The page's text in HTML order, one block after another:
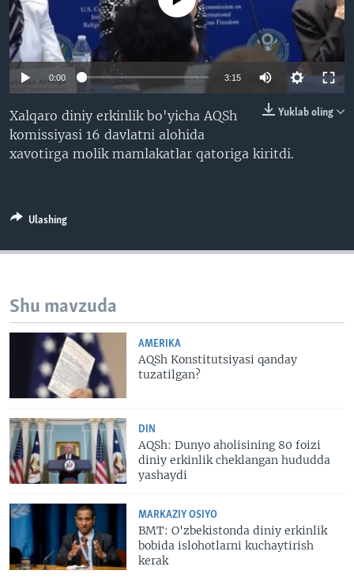
VIDEO
XABARLAR SURATLARDA
ODNOKLASSNIKI
TELEGRAM
TWITTER
0:00 3:15
Yuklab oling
Xalqaro diniy erkinlik bo'yicha AQSh
komissiyasi 16 davlatni alohida
xavotirga molik mamlakatlar qatoriga kiritdi.
Ulashing
Shu mavzuda
AMERIKA
AQSh Konstitutsiyasi qanday
tuzatilgan?
DIN
AQSh: Dunyo aholisining 80 foizi
diniy erkinlik cheklangan hududda
yashaydi
MARKAZIY OSIYO
BMT: O'zbekistonda diniy erkinlik
bobida islohotlarni kuchaytirish
kerak